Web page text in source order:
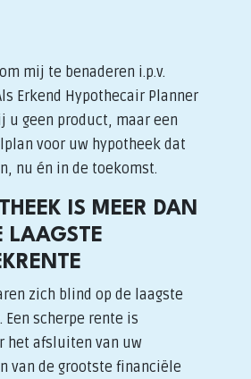
mij te benaderen i.p.v.
Erkend Hypothecair Planner
u geen product, maar een
voor uw hypotheek dat
nu én in de toekomst.
IS MEER DAN
LAAGSTE
zich blind op de laagste
scherpe rente is
het afsluiten van uw
van de grootste financiële